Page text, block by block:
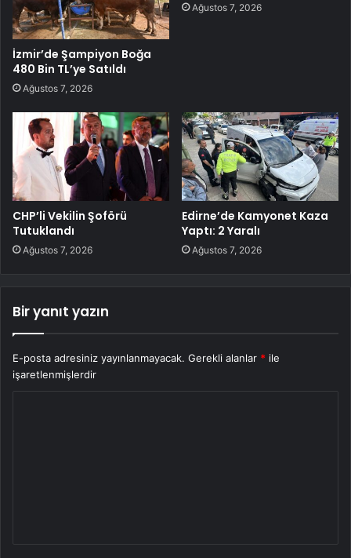
İzmir’de Şampiyon Boğa
480 Bin TL’ye Satıldı
Ağustos 7, 2026
Ağustos 7, 2026
CHP’li Vekilin Şoförü
Tutuklandı
Ağustos 7, 2026
Edirne’de Kamyonet Kaza
Yaptı: 2 Yaralı
Ağustos 7, 2026
Bir yanıt yazın
E-posta adresiniz yayınlanmayacak. Gerekli alanlar * ile
işaretlenmişlerdir